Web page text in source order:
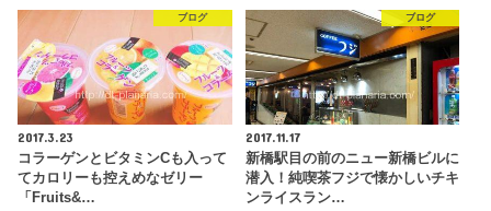
ブログ
2017.3.23
コラーゲンとビタミンCも入って
てカロリーも控えめなゼリー
「Fruits&…
ブログ
2017.11.17
新橋駅目の前のニュー新橋ビルに
潜入！純喫茶フジで懐かしいチキ
ンライスラン…